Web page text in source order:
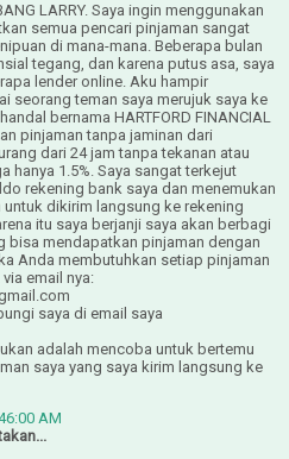
LARRY. Saya ingin menggunakan
semua pencari pinjaman sangat
di mana-mana. Beberapa bulan
tegang, dan karena putus asa, saya
lender online. Aku hampir
seorang teman saya merujuk saya ke
bernama HARTFORD FINANCIAL
pinjaman tanpa jaminan dari
dari 24 jam tanpa tekanan atau
hanya 1.5%. Saya sangat terkejut
rekening bank saya dan menemukan
dikirim langsung ke rekening
itu saya berjanji saya akan berbagi
bisa mendapatkan pinjaman dengan
Anda membutuhkan setiap pinjaman
email nya:
saya di email saya
adalah mencoba untuk bertemu
saya yang saya kirim langsung ke
AM